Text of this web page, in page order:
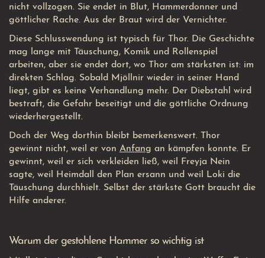
nicht vollzogen. Sie endet in Blut, Hammerdonner und
göttlicher Rache. Aus der Braut wird der Vernichter.
Diese Schlusswendung ist typisch für Thor. Die Geschichte
mag lange mit Täuschung, Komik und Rollenspiel
arbeiten, aber sie endet dort, wo Thor am stärksten ist: im
direkten Schlag. Sobald Mjöllnir wieder in seiner Hand
liegt, gibt es keine Verhandlung mehr. Der Diebstahl wird
bestraft, die Gefahr beseitigt und die göttliche Ordnung
wiederhergestellt.
Doch der Weg dorthin bleibt bemerkenswert. Thor
gewinnt nicht, weil er von Anfang an kämpfen konnte. Er
gewinnt, weil er sich verkleiden ließ, weil Freyja Nein
sagte, weil Heimdall den Plan ersann und weil Loki die
Täuschung durchhielt. Selbst der stärkste Gott braucht die
Hilfe anderer.
Warum der gestohlene Hammer so wichtig ist